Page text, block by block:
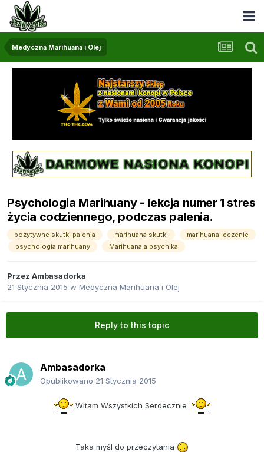
Medyczna Marihuana i Olej
Psychologia Marihuany - lekcja numer 1 stres
życia codziennego, podczas palenia.
pozytywne skutki palenia marihuana skutki
marihuana leczenie
psychologia marihuany
Marihuana a psychika
Przez Ambasadorka
21 Stycznia 2015 w Medyczna Marihuana i Olej
Reply to this topic
Ambasadorka
Opublikowano 21 Stycznia 2015
Witam Wszystkich Serdecznie
Taka myśl do przeczytania